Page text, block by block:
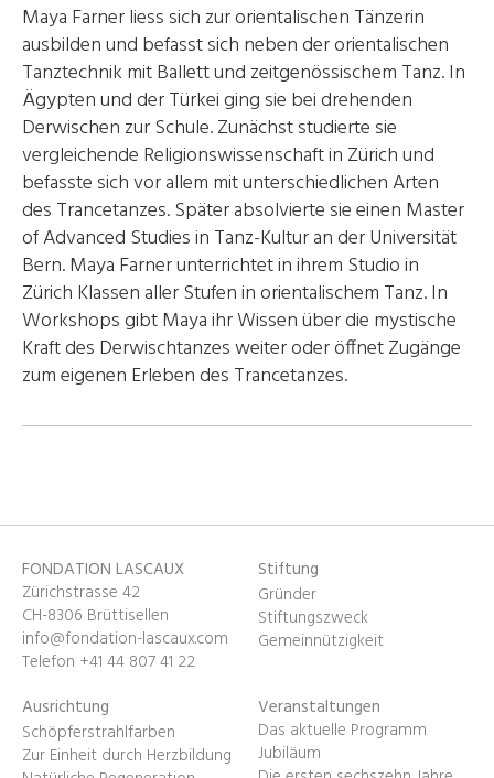
Maya Farner liess sich zur orientalischen Tänzerin
ausbilden und befasst sich neben der orientalischen
Tanztechnik mit Ballett und zeitgenössischem Tanz. In
Ägypten und der Türkei ging sie bei drehenden
Derwischen zur Schule. Zunächst studierte sie
vergleichende Religionswissenschaft in Zürich und
befasste sich vor allem mit unterschiedlichen Arten
des Trancetanzes. Später absolvierte sie einen Master
of Advanced Studies in Tanz-Kultur an der Universität
Bern. Maya Farner unterrichtet in ihrem Studio in
Zürich Klassen aller Stufen in orientalischem Tanz. In
Workshops gibt Maya ihr Wissen über die mystische
Kraft des Derwischtanzes weiter oder öffnet Zugänge
zum eigenen Erleben des Trancetanzes.
FONDATION LASCAUX
Zürichstrasse 42
CH-8306 Brüttisellen
info@fondation-lascaux.com
Telefon +41 44 807 41 22
Stiftung
Gründer
Stiftungszweck
Gemeinnützigkeit
Ausrichtung
Schöpferstrahlfarben
Zur Einheit durch Herzbildung
Veranstaltungen
Das aktuelle Programm
Jubiläum